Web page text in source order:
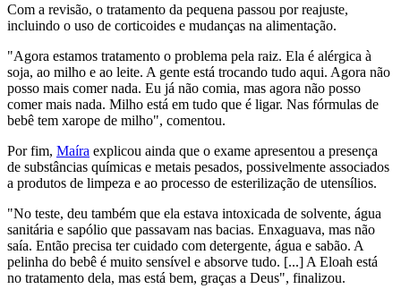
Com a revisão, o tratamento da pequena passou por reajuste,
incluindo o uso de corticoides e mudanças na alimentação.
"Agora estamos tratamento o problema pela raiz. Ela é alérgica à
soja, ao milho e ao leite. A gente está trocando tudo aqui. Agora não
posso mais comer nada. Eu já não comia, mas agora não posso
comer mais nada. Milho está em tudo que é ligar. Nas fórmulas de
bebê tem xarope de milho", comentou.
Por fim, Maíra explicou ainda que o exame apresentou a presença
de substâncias químicas e metais pesados, possivelmente associados
a produtos de limpeza e ao processo de esterilização de utensílios.
"No teste, deu também que ela estava intoxicada de solvente, água
sanitária e sapólio que passavam nas bacias. Enxaguava, mas não
saía. Então precisa ter cuidado com detergente, água e sabão. A
pelinha do bebê é muito sensível e absorve tudo. [...] A Eloah está
no tratamento dela, mas está bem, graças a Deus", finalizou.